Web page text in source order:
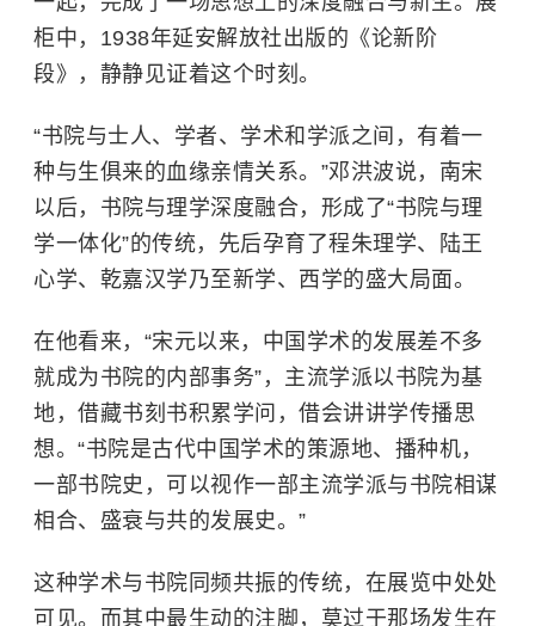
柜中，1938年延安解放社出版的《论新阶
段》，静静见证着这个时刻。
“书院与士人、学者、学术和学派之间，有着一
种与生俱来的血缘亲情关系。”邓洪波说， 南宋
以后，书院与理学深度融合，形成了“书院与理
学一体化”的传统，先后孕育了程朱理学、陆王
心学、乾嘉汉学乃至新学、西学的盛大局面。
在他看来，“宋元以来，中国学术的发展差不多
就成为书院的内部事务”，主流学派以书院为基
地，借藏书刻书积累学问，借会讲讲学传播思
想。“书院是古代中国学术的策源地、播种机，
一部书院史，可以视作一部主流学派与书院相谋
相合、盛衰与共的发展史。”
这种学术与书院同频共振的传统，在展览中处处
可见。而其中最生动的注脚，莫过于那场发生在